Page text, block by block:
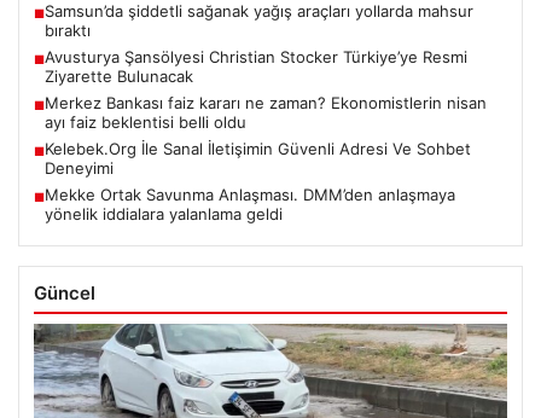
■Samsun’da şiddetli sağanak yağış araçları yollarda mahsur
bıraktı
■Avusturya Şansölyesi Christian Stocker Türkiye’ye Resmi
Ziyarette Bulunacak
■Merkez Bankası faiz kararı ne zaman? Ekonomistlerin nisan
ayı faiz beklentisi belli oldu
■Kelebek.Org İle Sanal İletişimin Güvenli Adresi Ve Sohbet
Deneyimi
■Mekke Ortak Savunma Anlaşması. DMM’den anlaşmaya
yönelik iddialara yalanlama geldi
Güncel